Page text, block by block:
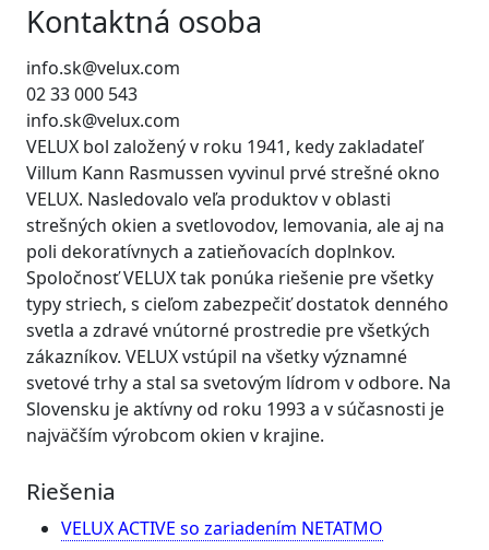
Kontaktná osoba
info.sk@velux.com
02 33 000 543
info.sk@velux.com
VELUX bol založený v roku 1941, kedy zakladateľ
Villum Kann Rasmussen vyvinul prvé strešné okno
VELUX. Nasledovalo veľa produktov v oblasti
strešných okien a svetlovodov, lemovania, ale aj na
poli dekoratívnych a zatieňovacích doplnkov.
Spoločnosť VELUX tak ponúka riešenie pre všetky
typy striech, s cieľom zabezpečiť dostatok denného
svetla a zdravé vnútorné prostredie pre všetkých
zákazníkov. VELUX vstúpil na všetky významné
svetové trhy a stal sa svetovým lídrom v odbore. Na
Slovensku je aktívny od roku 1993 a v súčasnosti je
najväčším výrobcom okien v krajine.
Riešenia
VELUX ACTIVE so zariadením NETATMO